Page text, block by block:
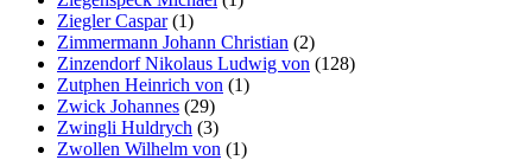
Ziegler Caspar(1)
Zimmermann Johann Christian (2)
Zinzendorf Nikolaus Ludwig von (128)
Zutphen Heinrich von (1)
Zwick Johannes (29)
Zwingli Huldrych (3)
Zwollen Wilhelm von (1)